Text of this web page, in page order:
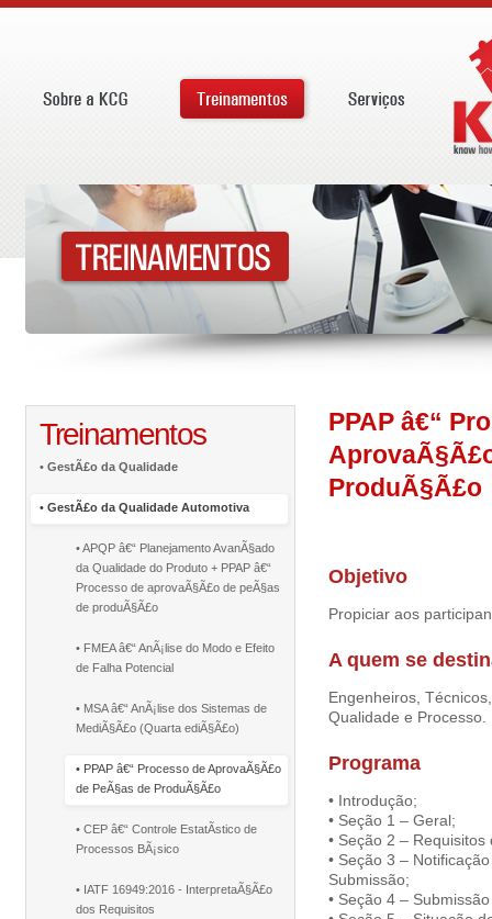
Treinamentos
• GestÃ£o da Qualidade
• GestÃ£o da Qualidade Automotiva
• APQP â€“ Planejamento AvanÃ§ado
da Qualidade do Produto + PPAP â€“
Processo de aprovaÃ§Ã£o de peÃ§as
de produÃ§Ã£o
• FMEA â€“ AnÃ¡lise do Modo e Efeito
de Falha Potencial
• MSA â€“ AnÃ¡lise dos Sistemas de
MediÃ§Ã£o (Quarta ediÃ§Ã£o)
• PPAP â€“ Processo de AprovaÃ§Ã£o
de PeÃ§as de ProduÃ§Ã£o
• CEP â€“ Controle EstatÃ­stico de
Processos BÃ¡sico
• IATF 16949:2016 - InterpretaÃ§Ã£o
dos Requisitos
PPAP â€“
ProduÃ§Ã£o
Objetivo
Propiciar aos
A quem se
Engenheiros,
Qualidade e Processo.
Programa
• Introdução;
• Seção 1 – Geral;
• Seção 2 – Requisitos
• Seção 3 –
Submissão;
• Seção 4 –